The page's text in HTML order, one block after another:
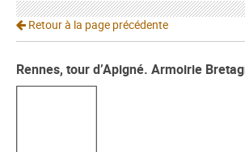
Retour à la page précédente
Rennes, tour d’Apigné. Armoirie